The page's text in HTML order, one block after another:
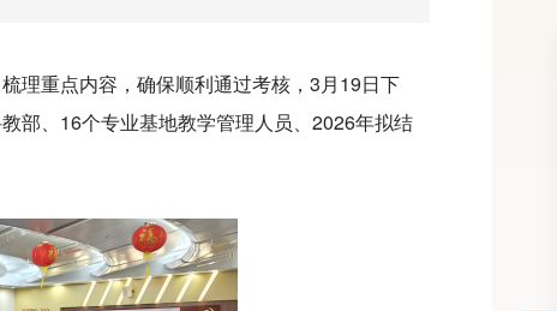
理重点内容，确保顺利通过考核，3月19日下
部、16个专业基地教学管理人员、2026年拟结